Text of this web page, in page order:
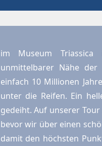
im Museum
unmittelbarer Nähe
einfach 10 Millionen
unter die Reifen. Ein
gedeiht. Auf unserer
bevor wir über einen
damit den höchsten